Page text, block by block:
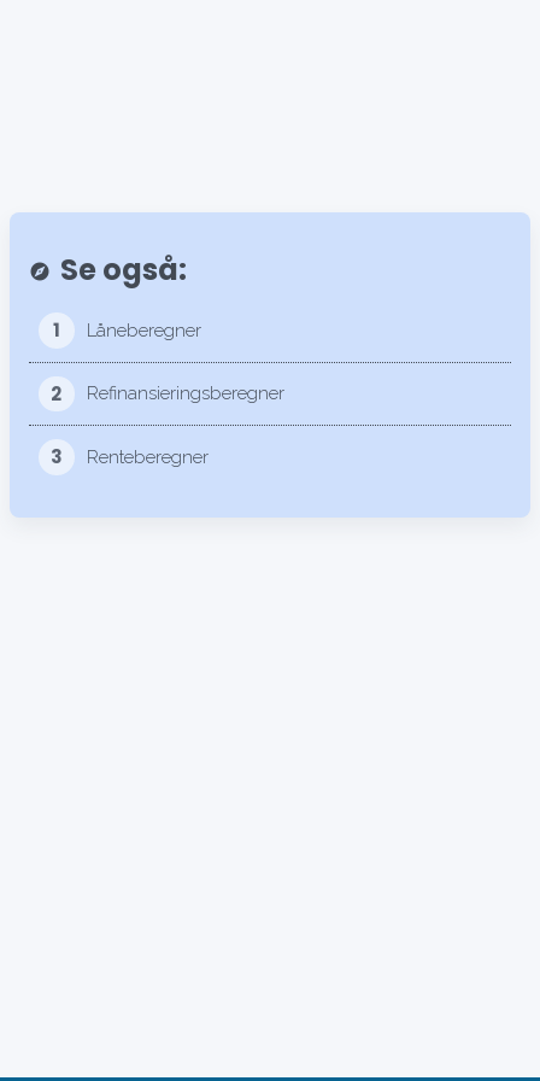
explore Se også:
1 Låneberegner
2 Refinansieringsberegner
3 Renteberegner